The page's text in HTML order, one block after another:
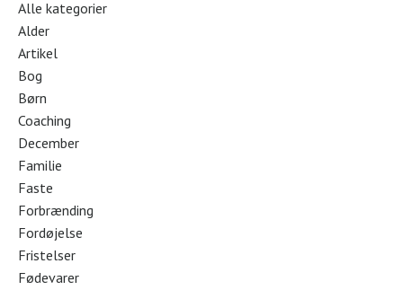
Alle kategorier
Alder
Artikel
Bog
Børn
Coaching
December
Familie
Faste
Forbrænding
Fordøjelse
Fristelser
Fødevarer